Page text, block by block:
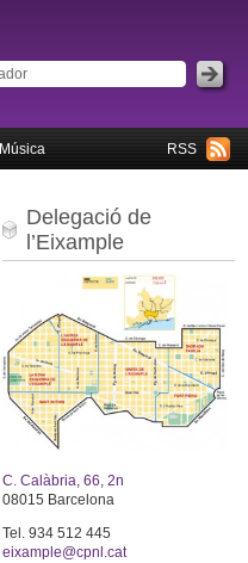
RSS
Música
Delegació de
l’Eixample
C. Calàbria, 66, 2n
08015 Barcelona
Tel. 934 512 445
eixample@cpnl.cat